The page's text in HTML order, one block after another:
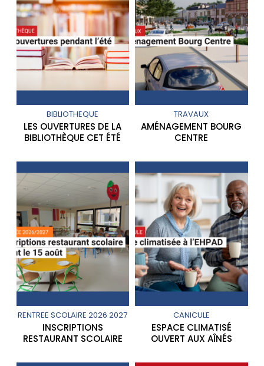
BIBLIOTHEQUE
LES OUVERTURES DE LA
BIBLIOTHÈQUE CET ÉTÉ
TRAVAUX
AMÉNAGEMENT BOURG
CENTRE
RENTREE SCOLAIRE 2026 2027
INSCRIPTIONS
RESTAURANT SCOLAIRE
CANICULE
ESPACE CLIMATISÉ
OUVERT AUX AÎNÉS